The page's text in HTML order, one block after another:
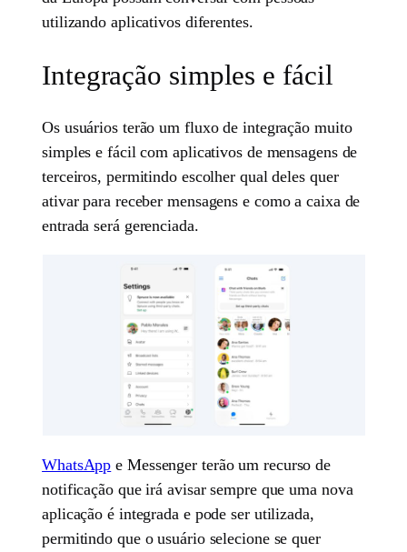
utilizando aplicativos diferentes.
Integração simples e fácil
Os usuários terão um fluxo de integração muito
simples e fácil com aplicativos de mensagens de
terceiros, permitindo escolher qual deles quer
ativar para receber mensagens e como a caixa de
entrada será gerenciada.
WhatsApp e Messenger terão um recurso de
notificação que irá avisar sempre que uma nova
aplicação é integrada e pode ser utilizada,
permitindo que o usuário selecione se quer